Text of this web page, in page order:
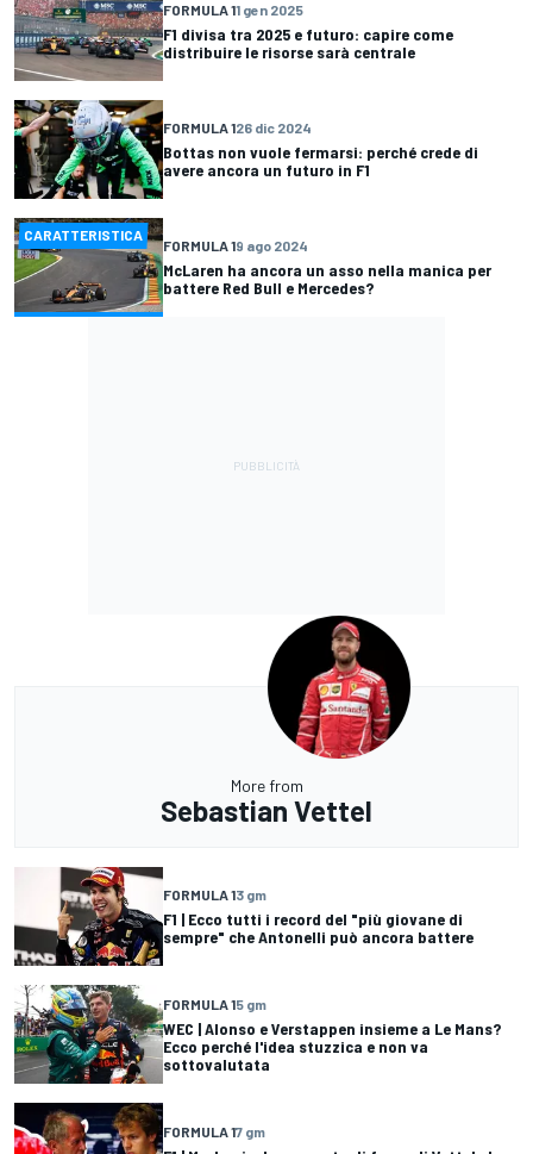
FORMULA 11 gen 2025
F1 divisa tra 2025 e futuro: capire come
distribuire le risorse sarà centrale
FORMULA 126 dic 2024
Bottas non vuole fermarsi: perché crede di
avere ancora un futuro in F1
CARATTERISTICA
FORMULA 19 ago 2024
McLaren ha ancora un asso nella manica per
battere Red Bull e Mercedes?
More from
Sebastian Vettel
FORMULA 13 gm
F1 | Ecco tutti i record del "più giovane di
sempre" che Antonelli può ancora battere
FORMULA 15 gm
WEC | Alonso e Verstappen insieme a Le Mans?
Ecco perché l'idea stuzzica e non va
sottovalutata
FORMULA 17 gm